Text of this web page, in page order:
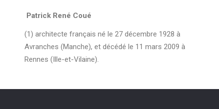
Patrick René Coué
(1) architecte français né le 27 décembre 1928 à
Avranches (Manche), et décédé le 11 mars 2009 à
Rennes (Ille-et-Vilaine).